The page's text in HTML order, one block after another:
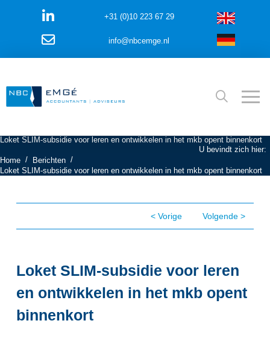
+31 (0)10 223 67 29
info@nbcemge.nl
Loket SLIM-subsidie voor leren en ontwikkelen in het mkb opent binnenkort
U bevindt zich hier:
Home / Berichten /
Loket SLIM-subsidie voor leren en ontwikkelen in het mkb opent binnenkort
< Vorige Volgende >
Loket SLIM-subsidie voor leren
en ontwikkelen in het mkb opent
binnenkort